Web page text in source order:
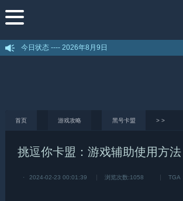
今日状态 ----2026年8月9日
首页 >
游戏攻略 >
黑号卡盟
挑逗你卡盟：游戏辅助使用方法
· 2024-02-23 00:01:39 浏览次数:1058 TGA